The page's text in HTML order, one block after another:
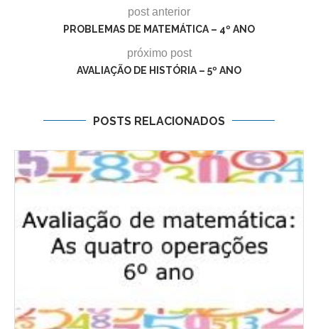
post anterior
PROBLEMAS DE MATEMÁTICA – 4º ANO
próximo post
AVALIAÇÃO DE HISTÓRIA – 5º ANO
POSTS RELACIONADOS